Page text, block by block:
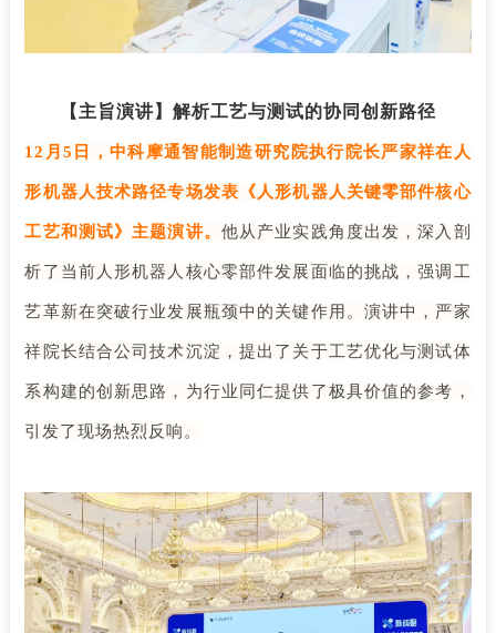
【主旨演讲】解析工艺与测试的协同创新路径
12 月5日，中科摩通智能制造研究院执行院长严家祥在人
形机器人技术路径专场发表《人形机器人关键零部件核心
工艺和测试》主题演讲。 他从产业实践角度出发，深入剖
析了当前人形机器人核心零部件发展面临的挑战，强调工
艺革新在突破行业发展瓶颈中的关键作用。演讲中，严家
祥院长结合公司技术沉淀，提出了关于工艺优化与测试体
系构建的创新思路，为行业同仁提供了极具价值的参考，
引发了现场热烈反响。